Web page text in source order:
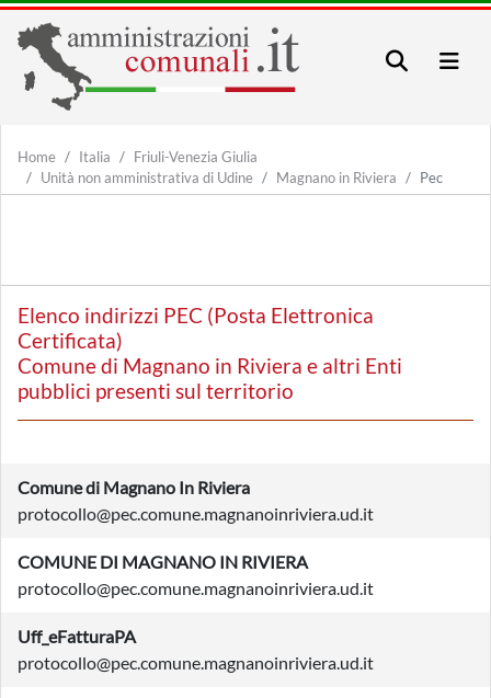
Home Italia
Friuli-Venezia Giulia
Unità non amministrativa di Udine
Magnano in Riviera Pec
Elenco indirizzi PEC (Posta Elettronica
Certificata)
Comune di Magnano in Riviera e altri Enti
pubblici presenti sul territorio
Comune di Magnano In Riviera
protocollo@pec.comune.magnanoinriviera.ud.it
COMUNE DI MAGNANO IN RIVIERA
protocollo@pec.comune.magnanoinriviera.ud.it
Uff_eFatturaPA
protocollo@pec.comune.magnanoinriviera.ud.it